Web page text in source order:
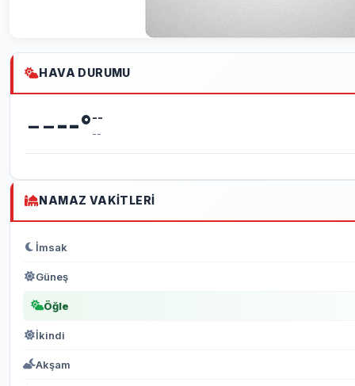
HAVA DURUMU
----°--
--
NAMAZ VAKITLERI
İmsak
Güneş
Öğle
İkindi
Akşam